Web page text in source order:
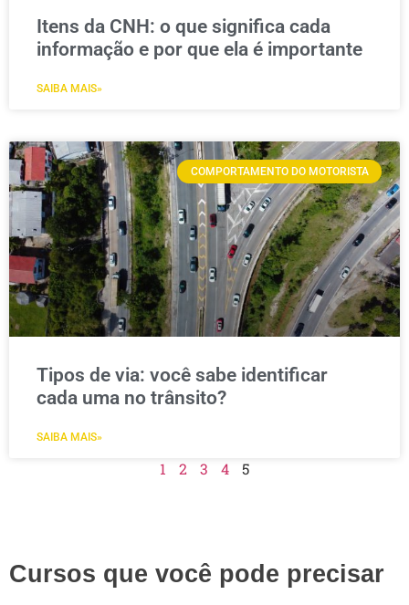
Itens da CNH: o que significa cada
informação e por que ela é importante
SAIBA MAIS»
COMPORTAMENTO DO MOTORISTA
Tipos de via: você sabe identificar
cada uma no trânsito?
SAIBA MAIS»
1 2 3 4 5
Cursos que você pode precisar